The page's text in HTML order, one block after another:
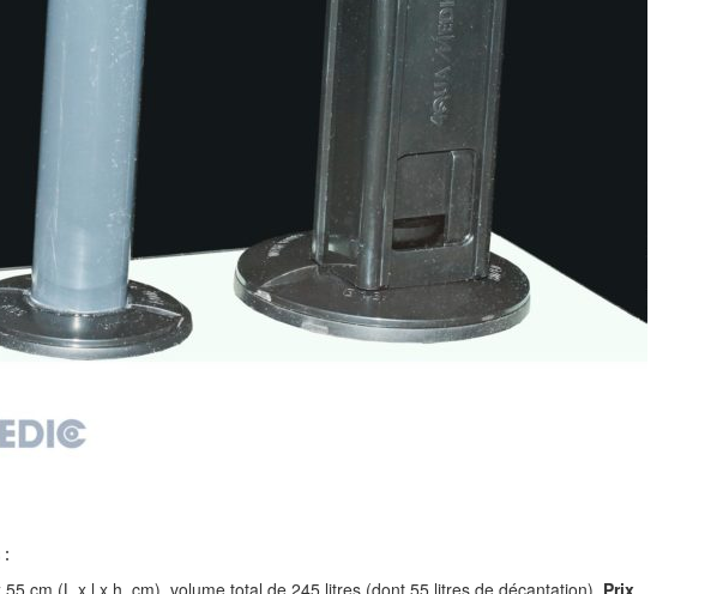
:
cm (L x l x h, cm), volume total de 245 litres (dont 55 litres de décantation). Prix